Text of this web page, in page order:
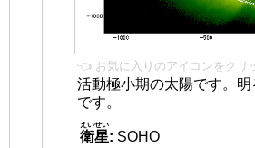
👈 お気に入りのアイコンをクリ
活動極小期の太陽です。
です。
衛星
えいせい
: SOHO